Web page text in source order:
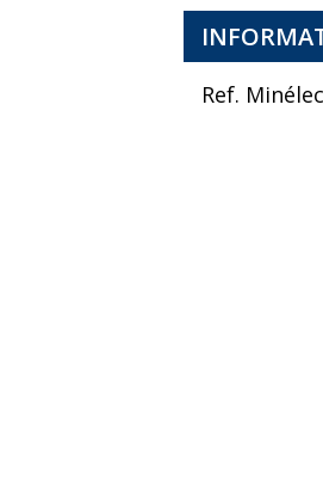
Ref. Minélec